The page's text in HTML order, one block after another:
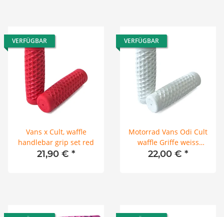
VERFÜGBAR
Vans x Cult, waffle
handlebar grip set red
21,90 € *
VERFÜGBAR
Motorrad Vans Odi Cult
waffle Griffe weiss
handlebar grip set white
22,00 € *